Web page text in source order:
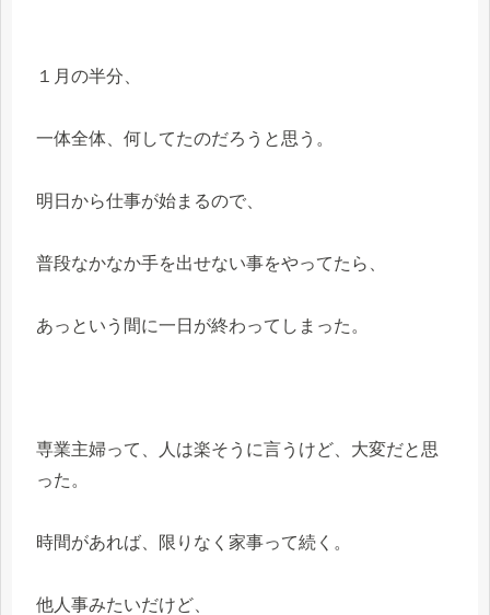
１月の半分、
一体全体、何してたのだろうと思う。
明日から仕事が始まるので、
普段なかなか手を出せない事をやってたら、
あっという間に一日が終わってしまった。
専業主婦って、人は楽そうに言うけど、大変だと思
った。
時間があれば、限りなく家事って続く。
他人事みたいだけど、